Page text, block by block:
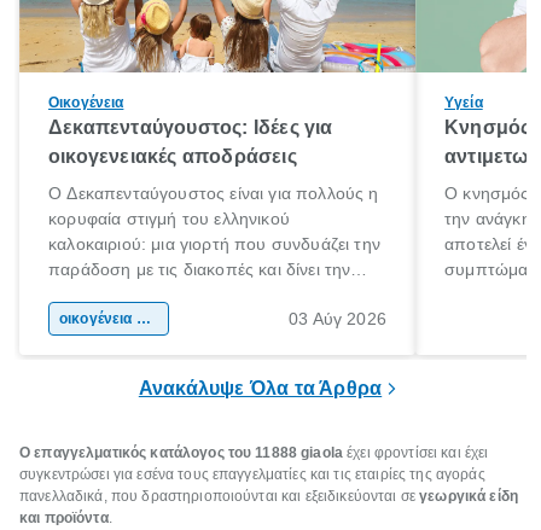
Οικογένεια
Δεκαπενταύγουστος: Ιδέες για
οικογενειακές αποδράσεις
Ο Δεκαπενταύγουστος είναι για πολλούς η
κορυφαία στιγμή του ελληνικού
καλοκαιριού: μια γιορτή που συνδυάζει την
παράδοση με τις διακοπές και δίνει την
χώρας. Είτε πρόκειται για λίγες μέρες
οικογένεια & παιδί 03 Αύγ 2026
Υγεία
Κνησμός:
Ο κνησμός
την ανάγκη
αποτελεί
Ανακάλυψε Όλα τα Άρθρα
Ο επαγγελματικός κατάλογος του 11888 giaolaέχει φροντίσει και έχει
συγκεντρώσει για εσένα τους επαγγελματίες και τις εταιρίες της αγοράς
πανελλαδικά, που δραστηριοποιούνται και εξειδικεύονται σεγεωργικά είδη
και προϊόντα.